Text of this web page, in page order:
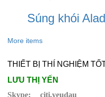
Súng khói
More items
THIẾT BỊ THÍ NGHIỆM
LƯU THỊ YẾN
Skype:
citi.yeudau